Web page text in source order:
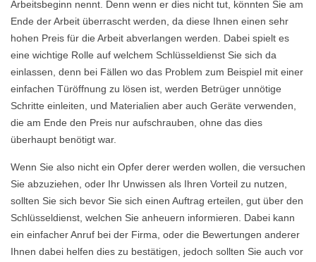
Arbeitsbeginn nennt. Denn wenn er dies nicht tut, könnten Sie am
Ende der Arbeit überrascht werden, da diese Ihnen einen sehr
hohen Preis für die Arbeit abverlangen werden. Dabei spielt es
eine wichtige Rolle auf welchem Schlüsseldienst Sie sich da
einlassen, denn bei Fällen wo das Problem zum Beispiel mit einer
einfachen Türöffnung zu lösen ist, werden Betrüger unnötige
Schritte einleiten, und Materialien aber auch Geräte verwenden,
die am Ende den Preis nur aufschrauben, ohne das dies
überhaupt benötigt war.
Wenn Sie also nicht ein Opfer derer werden wollen, die versuchen
Sie abzuziehen, oder Ihr Unwissen als Ihren Vorteil zu nutzen,
sollten Sie sich bevor Sie sich einen Auftrag erteilen, gut über den
Schlüsseldienst, welchen Sie anheuern informieren. Dabei kann
ein einfacher Anruf bei der Firma, oder die Bewertungen anderer
Ihnen dabei helfen dies zu bestätigen, jedoch sollten Sie auch vor